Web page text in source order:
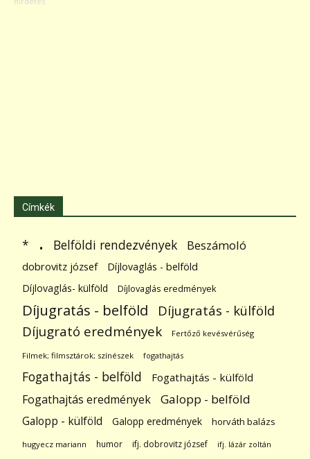
Címkék
* . Belföldi rendezvények Beszámoló
dobrovitz józsef
Díjlovaglás - belföld
Díjlovaglás- külföld
Díjlovaglás eredmények
Díjugratás - belföld Díjugratás - külföld
Díjugrató eredmények Fertőző kevésvérűség
Filmek; filmsztárok; színészek fogathajtás
Fogathajtás - belföld Fogathajtás - külföld
Fogathajtás eredmények Galopp - belföld
Galopp - külföld Galopp eredmények horváth balázs
hugyecz mariann humor ifj. dobrovitz józsef ifj. lázár zoltán